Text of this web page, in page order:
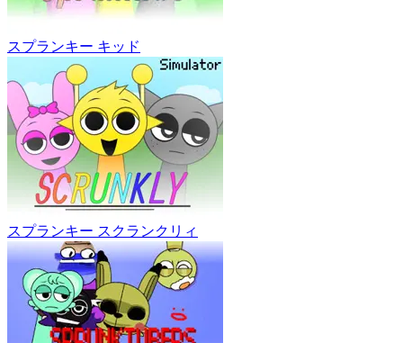
スプランキー キッド
スプランキー スクランクリィ